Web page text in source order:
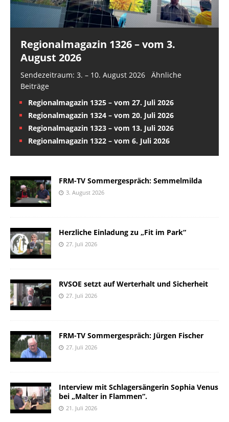
Regionalmagazin 1326 – vom 3.
August 2026
Sendezeitraum: 3. – 10. August 2026 Ähnliche
Beiträge
Regionalmagazin 1325 – vom 27. Juli 2026
Regionalmagazin 1324 – vom 20. Juli 2026
Regionalmagazin 1323 – vom 13. Juli 2026
Regionalmagazin 1322 – vom 6. Juli 2026
FRM-TV Sommergespräch: Semmelmilda
3. August 2026
Herzliche Einladung zu „Fit im Park“
27. Juli 2026
RVSOE setzt auf Werterhalt und Sicherheit
27. Juli 2026
FRM-TV Sommergespräch: Jürgen Fischer
27. Juli 2026
Interview mit Schlagersängerin Sophia Venus
bei „Malter in Flammen“.
21. Juli 2026